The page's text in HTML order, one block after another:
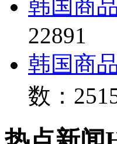
韩国商
22891
韩国商
数：